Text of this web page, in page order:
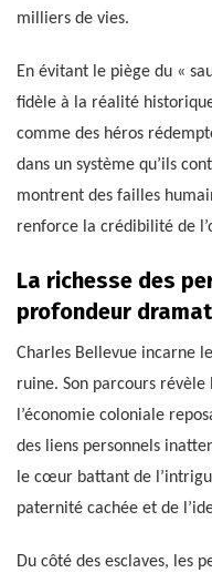
milliers de vies.
En évitant le piège du «
fidèle à la réalité
comme des héros
dans un système qu’ils
montrent des failles
renforce la crédibilité de
La richesse des
profondeur
Charles Bellevue incarne
ruine. Son parcours révèle
l’économie coloniale
des liens personnels
le cœur battant de
paternité cachée et de
Du côté des esclaves, les